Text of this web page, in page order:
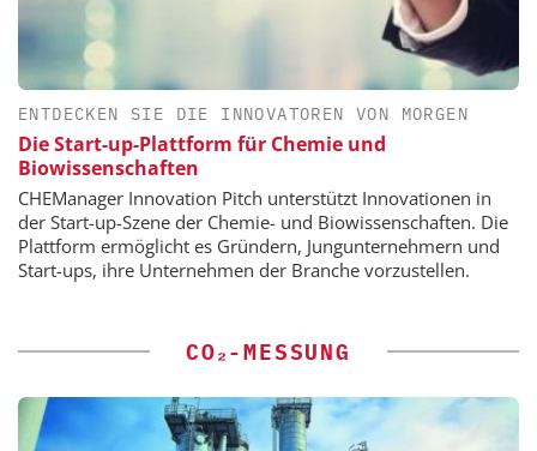
ENTDECKEN SIE DIE INNOVATOREN VON MORGEN
Die Start-up-Plattform für Chemie und
Biowissenschaften
CHEManager Innovation Pitch unterstützt Innovationen in
der Start-up-Szene der Chemie- und Biowissenschaften. Die
Plattform ermöglicht es Gründern, Jungunternehmern und
Start-ups, ihre Unternehmen der Branche vorzustellen.
CO₂-MESSUNG